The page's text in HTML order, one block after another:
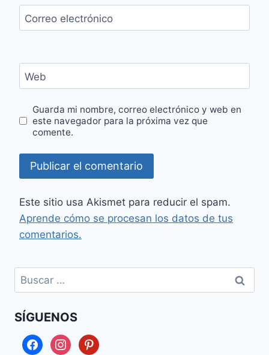
Correo electrónico
Web
Guarda mi nombre, correo electrónico y web en
este navegador para la próxima vez que
comente.
Este sitio usa Akismet para reducir el spam.
Aprende cómo se procesan los datos de tus
comentarios.
Buscar:
SÍGUENOS
facebookinstagrampinterest